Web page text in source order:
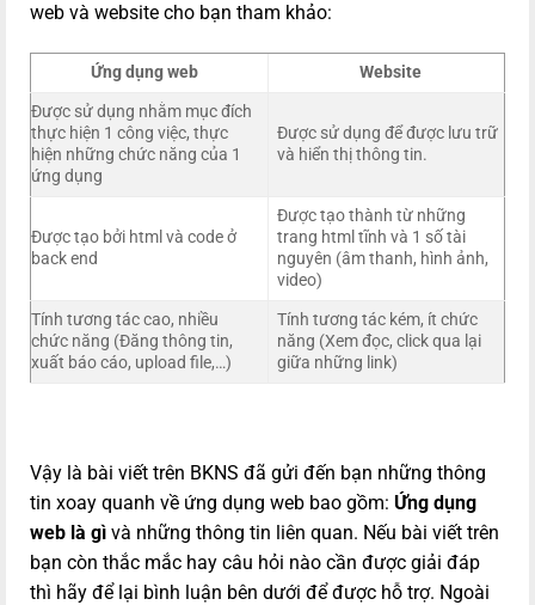
web và website cho bạn tham khảo:
Ứng dụng web
Website
Được sử dụng nhằm mục đích
thực hiện 1 công việc, thực
hiện những chức năng của 1
ứng dụng
Được sử dụng để được lưu trữ
và hiển thị thông tin.
Được tạo bởi html và code ở
back end
Được tạo thành từ những
trang html tĩnh và 1 số tài
nguyên (âm thanh, hình ảnh,
video)
Tính tương tác cao, nhiều
chức năng (Đăng thông tin,
xuất báo cáo, upload file,…)
Tính tương tác kém, ít chức
năng (Xem đọc, click qua lại
giữa những link)
Vậy là bài viết trên BKNS đã gửi đến bạn những thông
tin xoay quanh về ứng dụng web bao gồm: Ứng dụng
web là gì và những thông tin liên quan. Nếu bài viết trên
bạn còn thắc mắc hay câu hỏi nào cần được giải đáp
thì hãy để lại bình luận bên dưới để được hỗ trợ. Ngoài